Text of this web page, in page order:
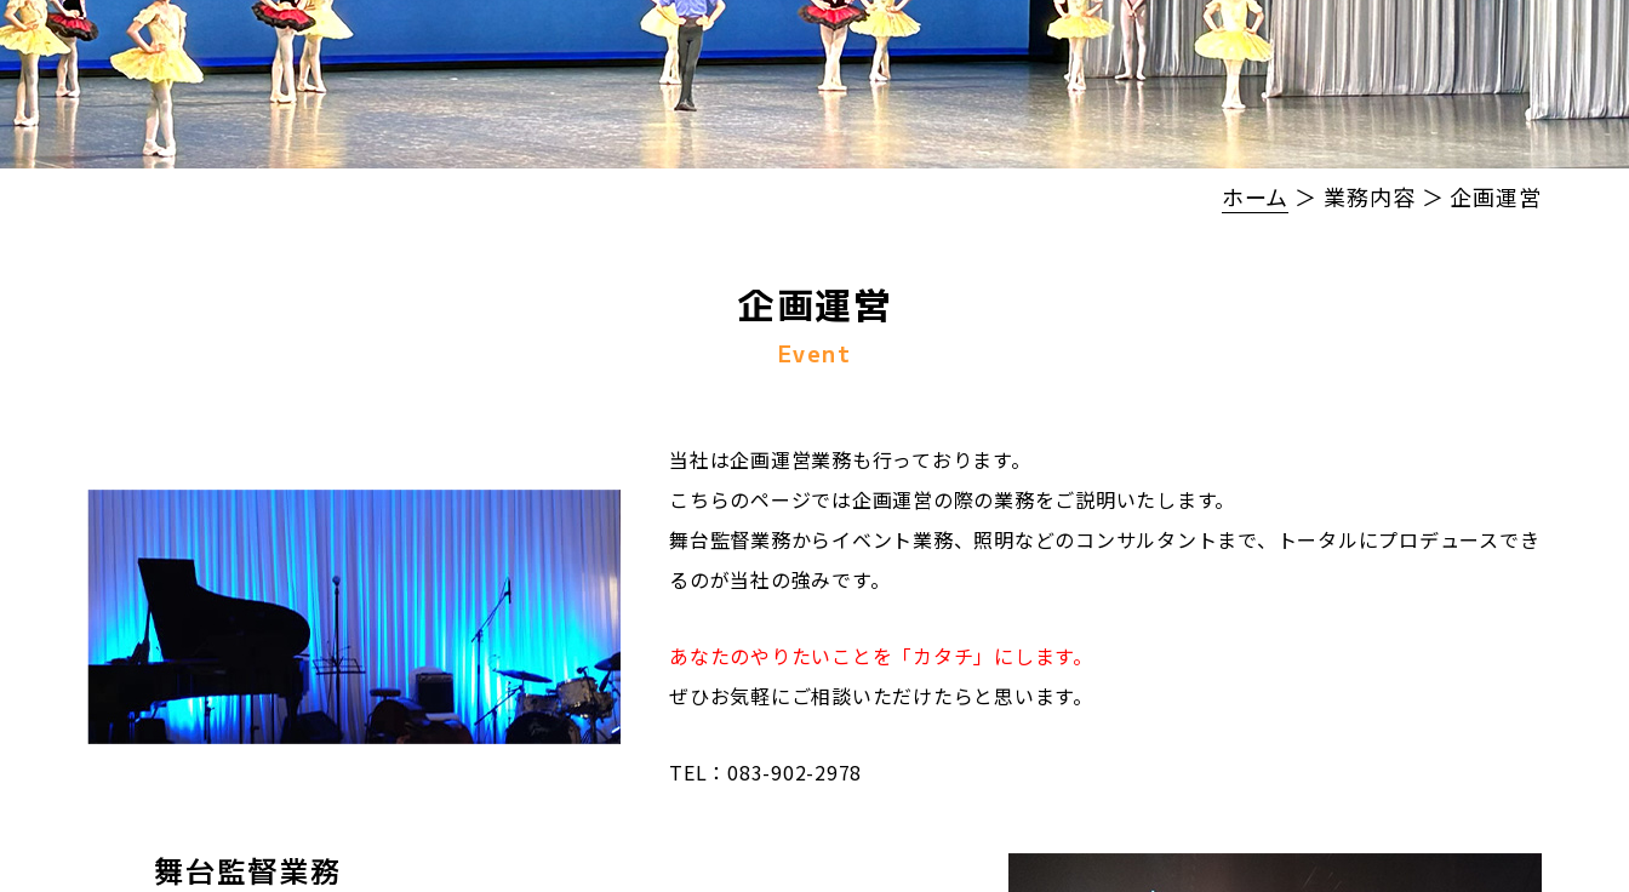
ホーム ＞ 業務内容 ＞ 企画運営
企画運営
Event
当社は企画運営業務も行っております。
こちらのページでは企画運営の際の業務をご説明いたします。
舞台監督業務からイベント業務、照明などのコンサルタントまで、トータルにプロデュースでき
るのが当社の強みです。
あなたのやりたいことを「カタチ」にします。
ぜひお気軽にご相談いただけたらと思います。
TEL：083-902-2978
舞台監督業務